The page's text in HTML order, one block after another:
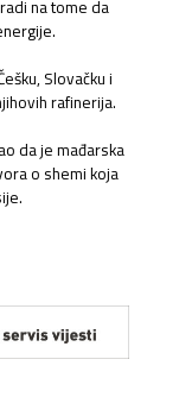
na tome da
Slovačku i
rafinerija.
da je mađarska
o shemi koja